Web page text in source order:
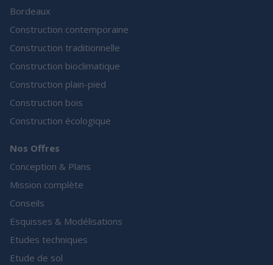
Bordeaux
Construction contemporaine
Construction traditionnelle
Construction bioclimatique
Construction plain-pied
Construction bois
Construction écologique
Nos Offres
Conception & Plans
Mission complète
Conseils
Esquisses & Modélisations
Etudes techniques
Etude de sol